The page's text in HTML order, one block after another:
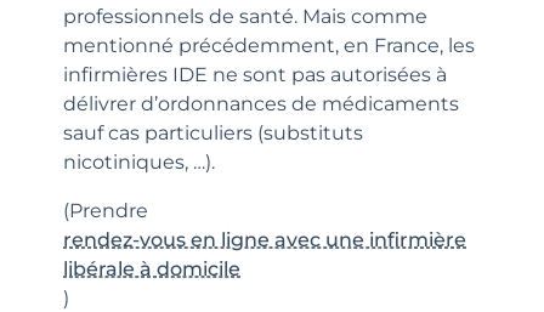
professionnels de santé. Mais comme
mentionné précédemment, en France, les
infirmières IDE ne sont pas autorisées à
délivrer d’ordonnances de médicaments
sauf cas particuliers (substituts
nicotiniques, …).
(Prendre
rendez-vous en ligne avec une infirmière
libérale à domicile
)